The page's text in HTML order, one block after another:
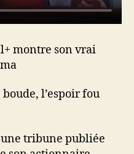
montre son vrai
boude, l’espoir fou
tribune publié​e